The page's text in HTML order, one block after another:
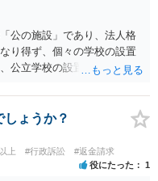
公の施設」であり、法人格
り得ず、個々の学校の設置
公立学校の設置者である地
業の主体となっています。
扱いとしては「教育機関」
政財産」とされています。
ょうか？
上 #行政訴訟 #返金請求
役にたった 1